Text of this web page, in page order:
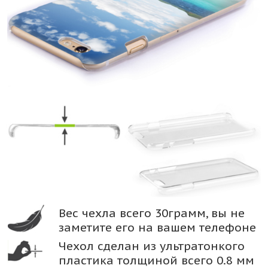
Вес чехла всего 30грамм, вы не
заметите его на вашем телефоне
Чехол сделан из ультратонкого
пластика толщиной всего 0.8 мм